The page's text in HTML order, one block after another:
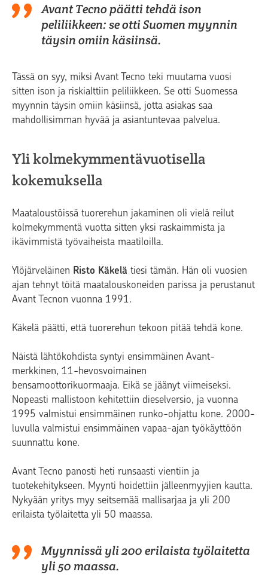
Avant Tecno päätti tehdä ison
peliliikkeen: se otti Suomen myynnin
täysin omiin käsiinsä.
Tässä on syy, miksi Avant Tecno teki muutama vuosi
sitten ison ja riskialttiin peliliikkeen. Se otti Suomessa
myynnin täysin omiin käsiinsä, jotta asiakas saa
mahdollisimman hyvää ja asiantuntevaa palvelua.
Yli kolmekymmentävuotisella
kokemuksella
Maataloustöissä tuorerehun jakaminen oli vielä reilut
kolmekymmentä vuotta sitten yksi raskaimmista ja
ikävimmistä työvaiheista maatiloilla.
Ylöjärveläinen Risto Käkelä tiesi tämän. Hän oli vuosien
ajan tehnyt töitä maatalouskoneiden parissa ja perustanut
Avant Tecnon vuonna 1991.
Käkelä päätti, että tuorerehun tekoon pitää tehdä kone.
Näistä lähtökohdista syntyi ensimmäinen Avant-
merkkinen, 11-hevosvoimainen
bensamoottorikuormaaja. Eikä se jäänyt viimeiseksi.
Nopeasti mallistoon kehitettiin dieselversio, ja vuonna
1995 valmistui ensimmäinen runko-ohjattu kone. 2000-
luvulla valmistui ensimmäinen vapaa-ajan työkäyttöön
suunnattu kone.
Avant Tecno panosti heti runsaasti vientiin ja
tuotekehitykseen. Myynti hoidettiin jälleenmyyjien kautta.
Nykyään yritys myy seitsemää mallisarjaa ja yli 200
erilaista työlaitetta yli 50 maassa.
Myynnissä yli 200 erilaista työlaitetta
yli 50 maassa.